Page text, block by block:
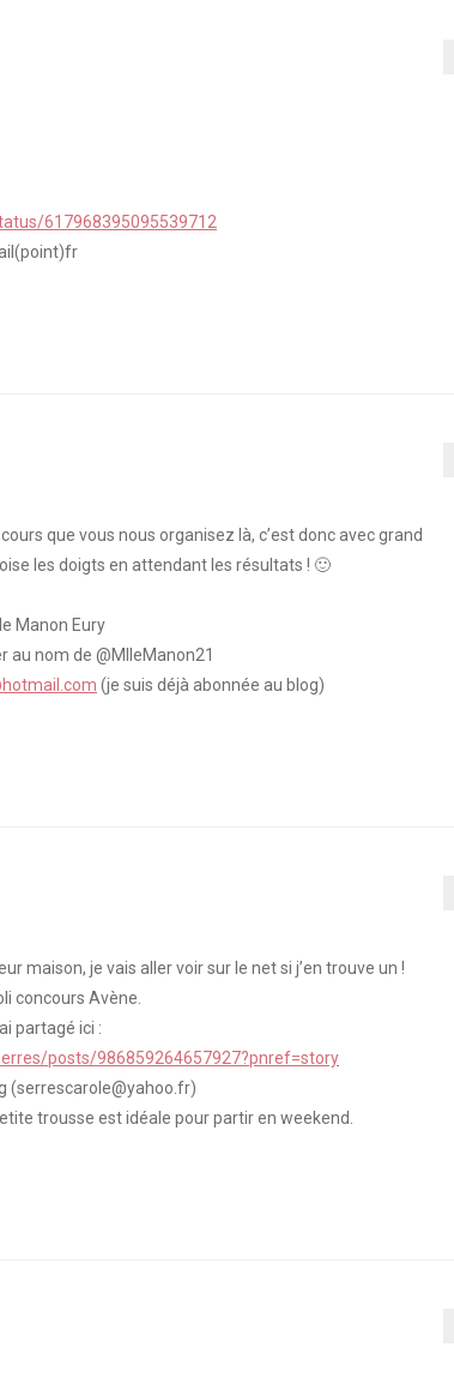
617968395095539712
que vous nous organisez là, c’est donc avec grand
les doigts en attendant les résultats ! 🙂
Manon Eury
nom de @MlleManon21
(je suis déjà abonnée au blog)
maison, je vais aller voir sur le net si j’en trouve un !
concours Avène.
partagé ici :
posts/986859264657927?pnref=story
(serrescarole@yahoo.fr)
trousse est idéale pour partir en weekend.